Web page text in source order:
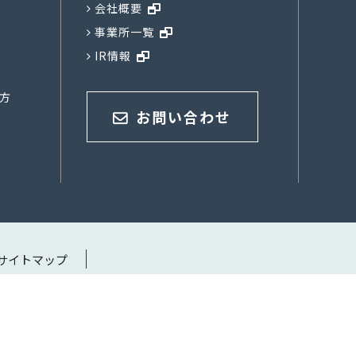
会社概要
事業所一覧
IR情報
お問い合わせ
イトマップ